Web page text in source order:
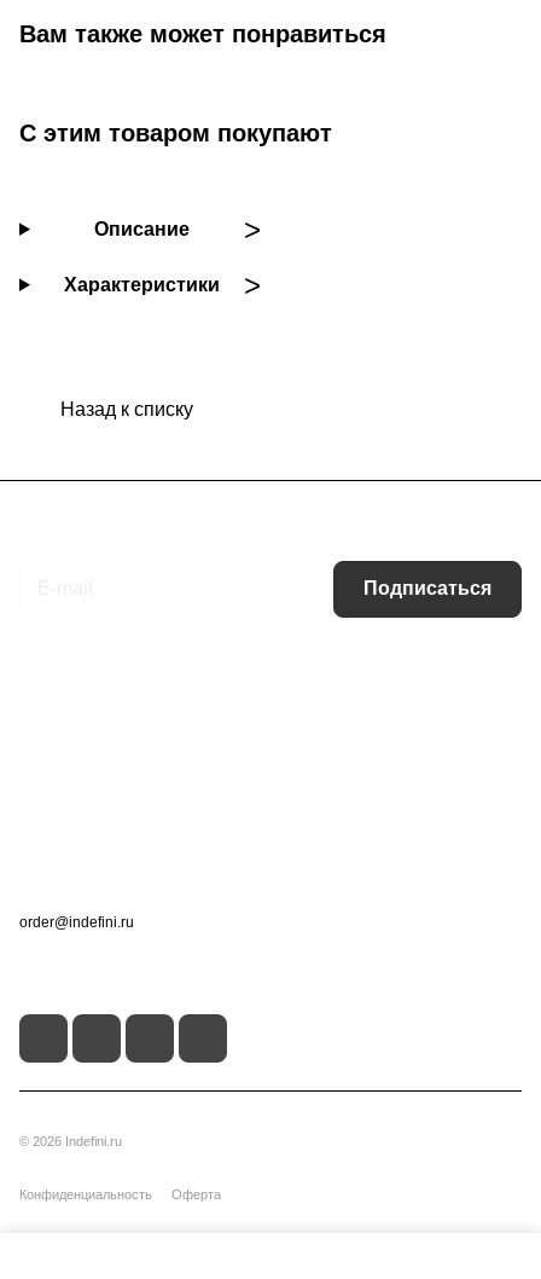
Вам также может понравиться
С этим товаром покупают
Описание
Характеристики
Назад к списку
Подписаться
order@indefini.ru
© 2026 Indefini.ru
Конфиденциальность Оферта